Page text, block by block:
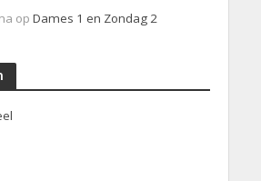
op Dames 1 en Zondag 2